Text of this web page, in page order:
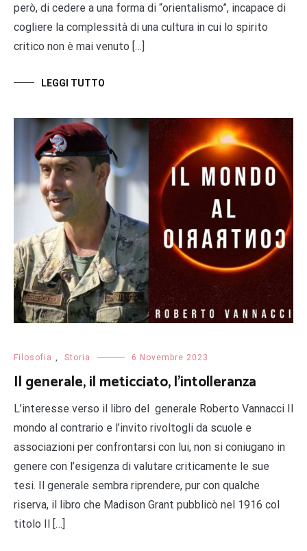
però, di cedere a una forma di “orientalismo”, incapace di
cogliere la complessità di una cultura in cui lo spirito
critico non è mai venuto […]
LEGGI TUTTO
Filosofia Storia 6 Novembre 2023
Il generale, il meticciato, l’intolleranza
L’interesse verso il libro del generale Roberto Vannacci Il
mondo al contrario e l’invito rivoltogli da scuole e
associazioni per confrontarsi con lui, non si coniugano in
genere con l’esigenza di valutare criticamente le sue
tesi. Il generale sembra riprendere, pur con qualche
riserva, il libro che Madison Grant pubblicò nel 1916 col
titolo Il […]